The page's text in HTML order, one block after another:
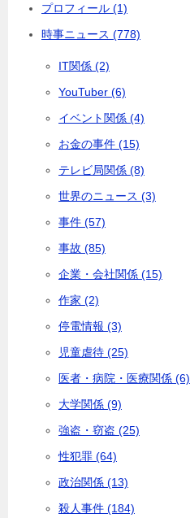
プロフィール (1)
時事ニュース (778)
IT関係 (2)
YouTuber (6)
イベント関係 (4)
お金の事件 (15)
テレビ局関係 (8)
世界のニュース (3)
事件 (57)
事故 (85)
企業・会社関係 (15)
作家 (2)
停電情報 (3)
児童虐待 (25)
医者・病院・医療関係 (6)
大学関係 (9)
強盗・窃盗 (25)
性犯罪 (64)
政治関係 (13)
殺人事件 (184)